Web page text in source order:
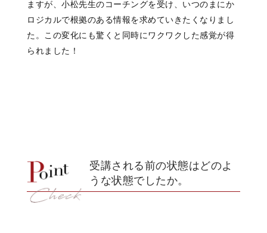
ますが、小松先生のコーチングを受け、いつのまにか
ロジカルで根拠のある情報を求めていきたくなりまし
た。この変化にも驚くと同時にワクワクした感覚が得
られました！
受講される前の状態はどのよ
うな状態でしたか。